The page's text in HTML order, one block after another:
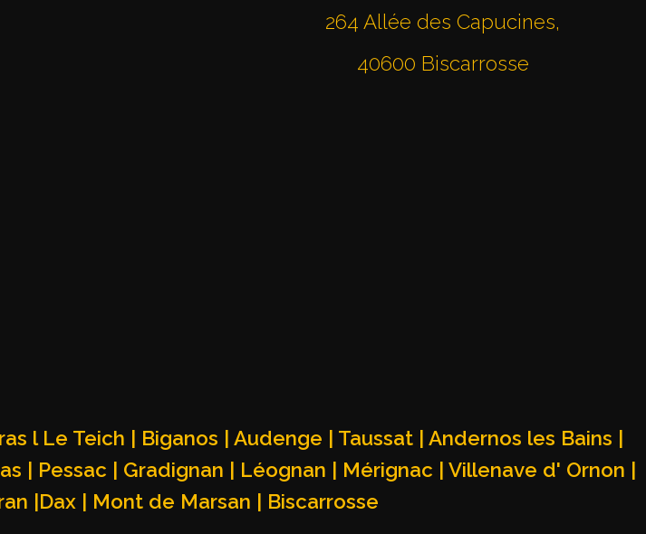
264 Allée des Capucines,
40600 Biscarrosse
l Le Teich | Biganos | Audenge | Taussat | Andernos les Bains |
| Pessac | Gradignan | Léognan | Mérignac | Villenave d' Ornon |
|Dax | Mont de Marsan | Biscarrosse